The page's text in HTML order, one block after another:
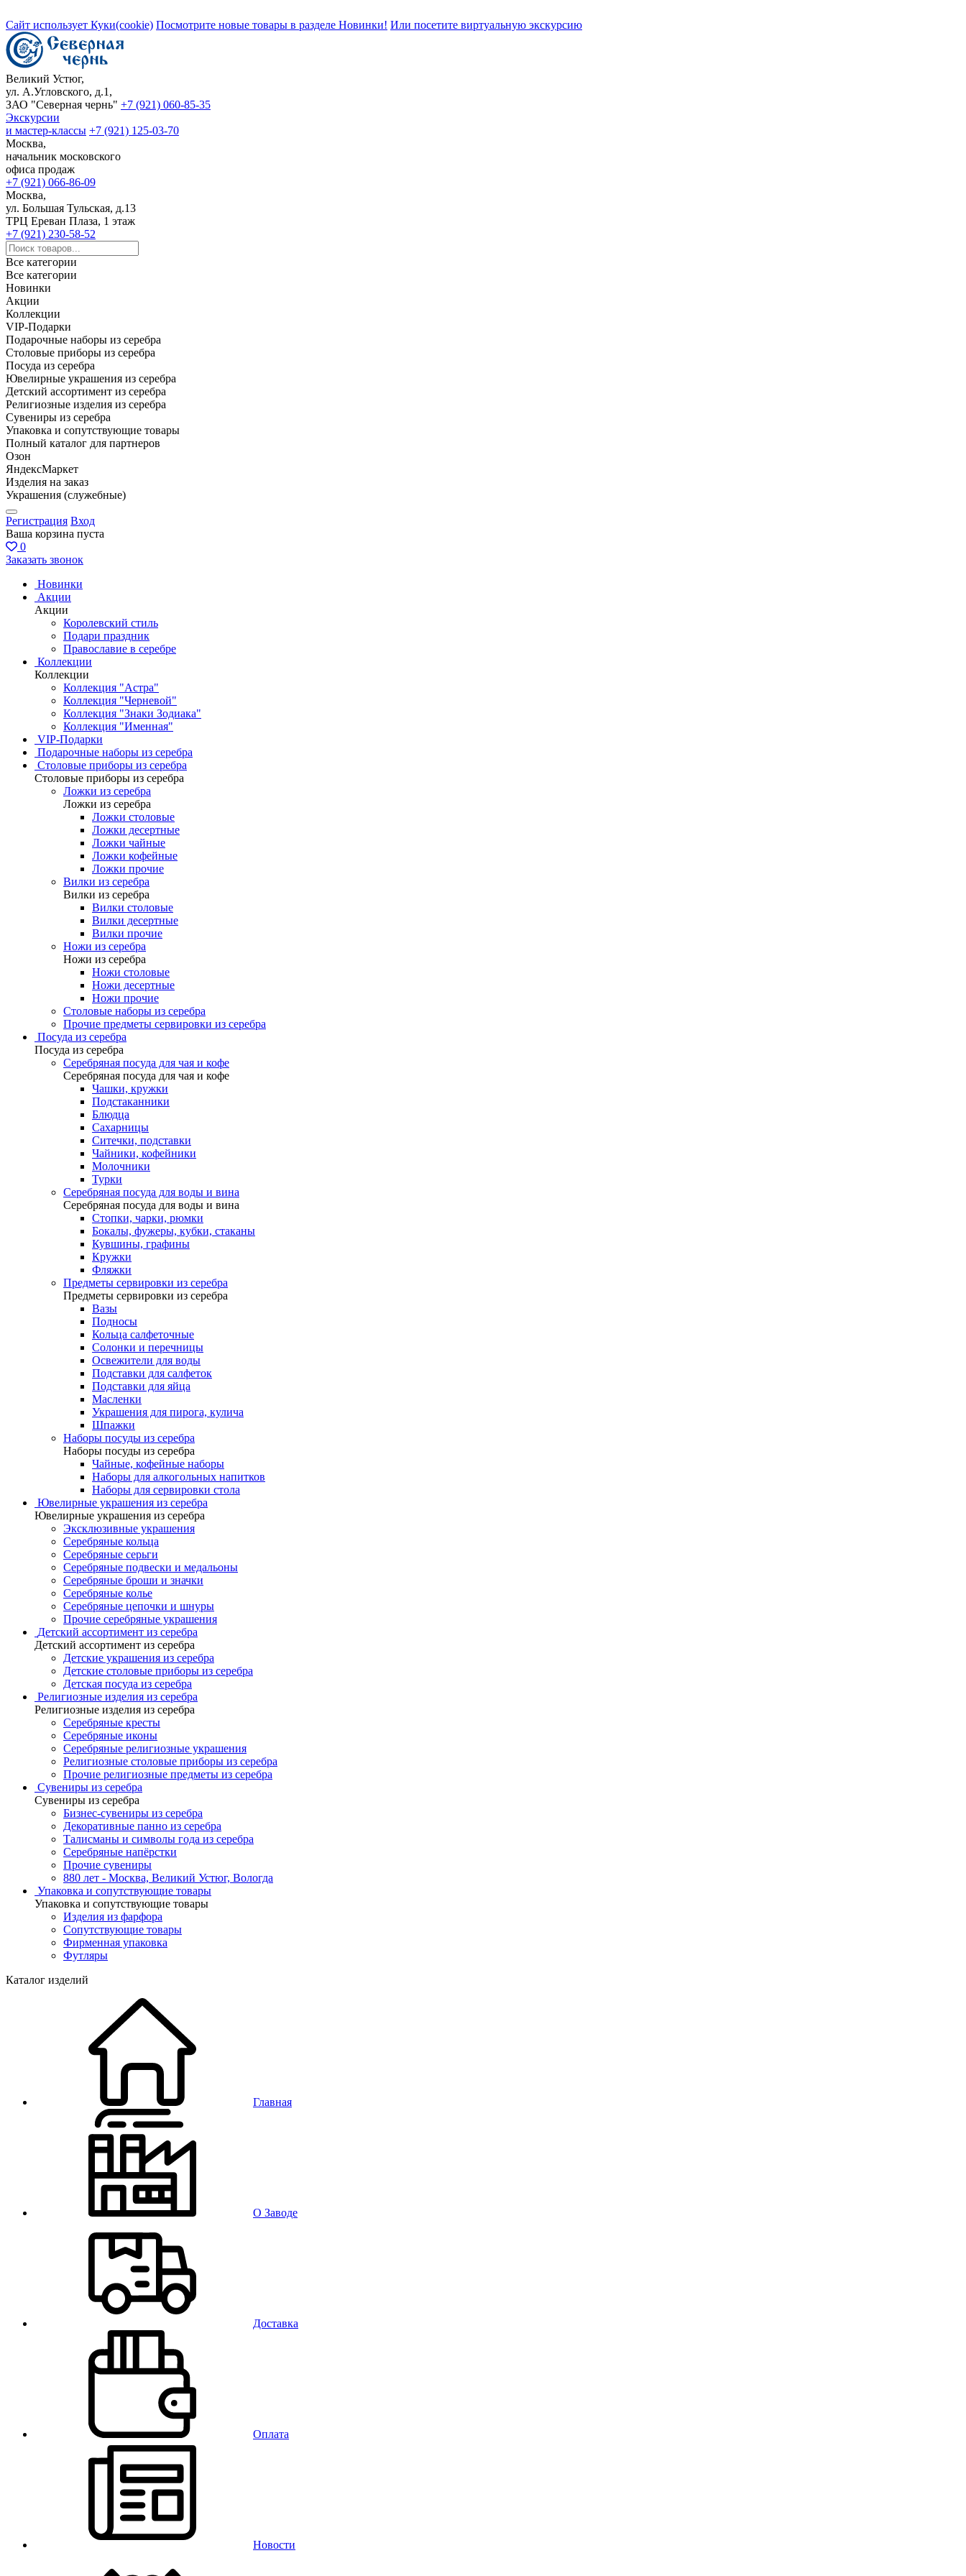
Сайт использует Куки(cookie) Посмотрите новые товары в разделе Новинки! Или посетите виртуальную экскурсию
Великий Устюг,
ул. А.Угловского, д.1,
ЗАО "Северная чернь" +7 (921) 060-85-35
Экскурсии
и мастер-классы +7 (921) 125-03-70
Москва,
начальник московского
офиса продаж
+7 (921) 066-86-09
Москва,
ул. Большая Тульская, д.13
ТРЦ Ереван Плаза, 1 этаж
+7 (921) 230-58-52
Все категории
Все категории
Новинки
Акции
Коллекции
VIP-Подарки
Подарочные наборы из серебра
Столовые приборы из серебра
Посуда из серебра
Ювелирные украшения из серебра
Детский ассортимент из серебра
Религиозные изделия из серебра
Сувениры из серебра
Упаковка и сопутствующие товары
Полный каталог для партнеров
Озон
ЯндексМаркет
Изделия на заказ
Украшения (служебные)
Регистрация Вход
Ваша корзина пуста
0
Заказать звонок
Новинки
Акции
Акции
Королевский стиль
Подари праздник
Православие в серебре
Коллекции
Коллекции
Коллекция "Астра"
Коллекция "Черневой"
Коллекция "Знаки Зодиака"
Коллекция "Именная"
VIP-Подарки
Подарочные наборы из серебра
Столовые приборы из серебра
Столовые приборы из серебра
Ложки из серебра
Ложки из серебра
Ложки столовые
Ложки десертные
Ложки чайные
Ложки кофейные
Ложки прочие
Вилки из серебра
Вилки из серебра
Вилки столовые
Вилки десертные
Вилки прочие
Ножи из серебра
Ножи из серебра
Ножи столовые
Ножи десертные
Ножи прочие
Столовые наборы из серебра
Прочие предметы сервировки из серебра
Посуда из серебра
Посуда из серебра
Серебряная посуда для чая и кофе
Серебряная посуда для чая и кофе
Чашки, кружки
Подстаканники
Блюдца
Сахарницы
Ситечки, подставки
Чайники, кофейники
Молочники
Турки
Серебряная посуда для воды и вина
Серебряная посуда для воды и вина
Стопки, чарки, рюмки
Бокалы, фужеры, кубки, стаканы
Кувшины, графины
Кружки
Фляжки
Предметы сервировки из серебра
Предметы сервировки из серебра
Вазы
Подносы
Кольца салфеточные
Солонки и перечницы
Освежители для воды
Подставки для салфеток
Подставки для яйца
Масленки
Украшения для пирога, кулича
Шпажки
Наборы посуды из серебра
Наборы посуды из серебра
Чайные, кофейные наборы
Наборы для алкогольных напитков
Наборы для сервировки стола
Ювелирные украшения из серебра
Ювелирные украшения из серебра
Эксклюзивные украшения
Серебряные кольца
Серебряные серьги
Серебряные подвески и медальоны
Серебряные броши и значки
Серебряные колье
Серебряные цепочки и шнуры
Прочие серебряные украшения
Детский ассортимент из серебра
Детский ассортимент из серебра
Детские украшения из серебра
Детские столовые приборы из серебра
Детская посуда из серебра
Религиозные изделия из серебра
Религиозные изделия из серебра
Серебряные кресты
Серебряные иконы
Серебряные религиозные украшения
Религиозные столовые приборы из серебра
Прочие религиозные предметы из серебра
Сувениры из серебра
Сувениры из серебра
Бизнес-сувениры из серебра
Декоративные панно из серебра
Талисманы и символы года из серебра
Серебряные напёрстки
Прочие сувениры
880 лет - Москва, Великий Устюг, Вологда
Упаковка и сопутствующие товары
Упаковка и сопутствующие товары
Изделия из фарфора
Сопутствующие товары
Фирменная упаковка
Футляры
Каталог изделий
Главная
О Заводе
Доставка
Оплата
Новости